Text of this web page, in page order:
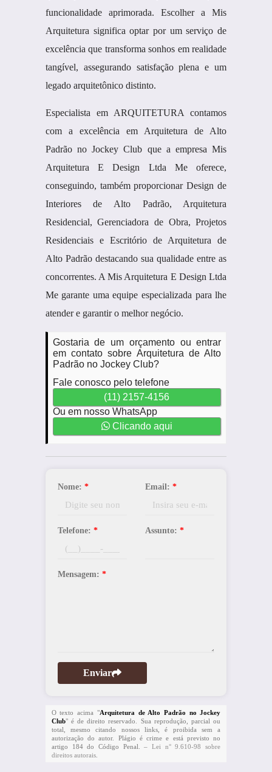
funcionalidade aprimorada. Escolher a Mis
Arquitetura significa optar por um serviço de
excelência que transforma sonhos em realidade
tangível, assegurando satisfação plena e um
legado arquitetônico distinto.
Especialista em ARQUITETURA contamos
com a excelência em Arquitetura de Alto
Padrão no Jockey Club que a empresa Mis
Arquitetura E Design Ltda Me oferece,
conseguindo, também proporcionar Design de
Interiores de Alto Padrão, Arquitetura
Residencial, Gerenciadora de Obra, Projetos
Residenciais e Escritório de Arquitetura de
Alto Padrão destacando sua qualidade entre as
concorrentes. A Mis Arquitetura E Design Ltda
Me garante uma equipe especializada para lhe
atender e garantir o melhor negócio.
Gostaria de um orçamento ou entrar
em contato sobre Arquitetura de Alto
Padrão no Jockey Club?
Fale conosco pelo telefone
(11) 2157-4156
Ou em nosso WhatsApp
Clicando aqui
Nome: * Email: *
Telefone: * Assunto: *
Mensagem: *
Enviar
O texto acima "Arquitetura de Alto Padrão no Jockey
Club" é de direito reservado. Sua reprodução, parcial ou
total, mesmo citando nossos links, é proibida sem a
autorização do autor. Plágio é crime e está previsto no
artigo 184 do Código Penal. –Lei n° 9.610-98 sobre
direitos autorais.